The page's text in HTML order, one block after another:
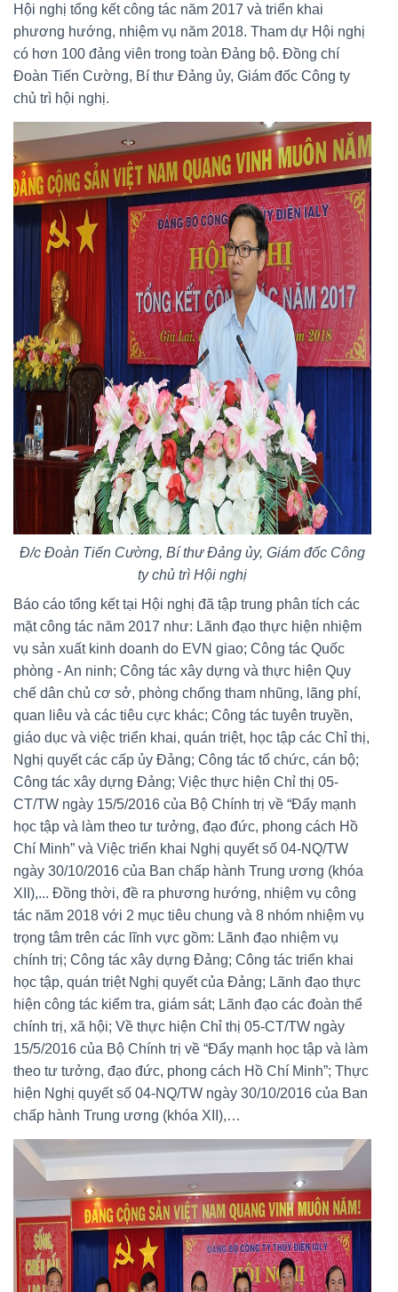
Hội nghị tổng kết công tác năm 2017 và triển khai
phương hướng, nhiệm vụ năm 2018. Tham dự Hội nghị
có hơn 100 đảng viên trong toàn Đảng bộ. Đồng chí
Đoàn Tiến Cường, Bí thư Đảng ủy, Giám đốc Công ty
chủ trì hội nghị.
Đ/c Đoàn Tiến Cường, Bí thư Đảng ủy, Giám đốc Công
ty chủ trì Hội nghị
Báo cáo tổng kết tại Hội nghị đã tập trung phân tích các
mặt công tác năm 2017 như: Lãnh đạo thực hiện nhiệm
vụ sản xuất kinh doanh do EVN giao; Công tác Quốc
phòng - An ninh; Công tác xây dựng và thực hiện Quy
chế dân chủ cơ sở, phòng chống tham nhũng, lãng phí,
quan liêu và các tiêu cực khác; Công tác tuyên truyền,
giáo dục và việc triển khai, quán triệt, học tập các Chỉ thị,
Nghị quyết các cấp ủy Đảng; Công tác tổ chức, cán bộ;
Công tác xây dựng Đảng; Việc thực hiện Chỉ thị 05-
CT/TW ngày 15/5/2016 của Bộ Chính trị về “Đẩy mạnh
học tập và làm theo tư tưởng, đạo đức, phong cách Hồ
Chí Minh” và Việc triển khai Nghị quyết số 04-NQ/TW
ngày 30/10/2016 của Ban chấp hành Trung ương (khóa
XII),... Đồng thời, đề ra phương hướng, nhiệm vụ công
tác năm 2018 với 2 mục tiêu chung và 8 nhóm nhiệm vụ
trọng tâm trên các lĩnh vực gồm: Lãnh đạo nhiệm vụ
chính trị; Công tác xây dựng Đảng; Công tác triển khai
học tập, quán triệt Nghị quyết của Đảng; Lãnh đạo thực
hiện công tác kiểm tra, giám sát; Lãnh đạo các đoàn thể
chính trị, xã hội; Về thực hiện Chỉ thị 05-CT/TW ngày
15/5/2016 của Bộ Chính trị về “Đẩy mạnh học tập và làm
theo tư tưởng, đạo đức, phong cách Hồ Chí Minh”; Thực
hiện Nghị quyết số 04-NQ/TW ngày 30/10/2016 của Ban
chấp hành Trung ương (khóa XII),…